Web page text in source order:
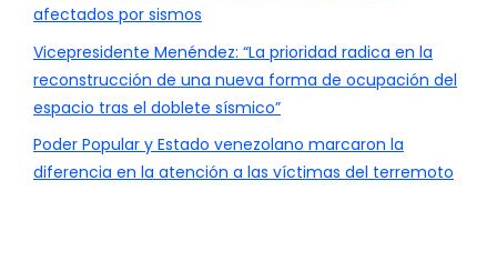
afectados por sismos
Vicepresidente Menéndez: “La prioridad radica en la
reconstrucción de una nueva forma de ocupación del
espacio tras el doblete sísmico”
Poder Popular y Estado venezolano marcaron la
diferencia en la atención a las víctimas del terremoto